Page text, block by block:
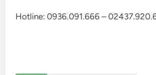
Hotline:0936.091.666 –